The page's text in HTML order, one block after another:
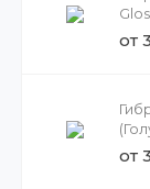
от
от